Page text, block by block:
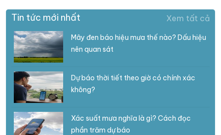
Tin tức mới nhất Xem tất cả
Mây đen báo hiệu mưa thế nào? Dấu hiệu
nên quan sát
Dự báo thời tiết theo giờ có chính xác
không?
Xác suất mưa nghĩa là gì? Cách đọc
phần trăm dự báo